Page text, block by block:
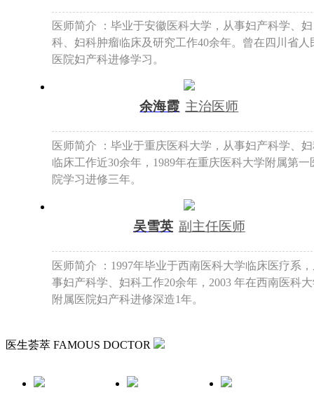
医师简介 ：毕业于安徽医科大学，从事妇产科学、妇
科、妇科肿瘤临床及研究工作40余年。曾在四川省人
医院妇产科进修学习。
余海霞 主治医师
医师简介 ：毕业于重庆医科大学，从事妇产科学、
临床工作近30余年，1989年在重庆医科大学附属第一
院学习进修三年。
吴雪英 副主任医师
医师简介 ：1997年毕业于西南医科大学临床医疗系
事妇产科学、妇科工作20余年，2003 年在西南医科
附属医院妇产科进修深造1年。
医生荟萃 FAMOUS DOCTOR